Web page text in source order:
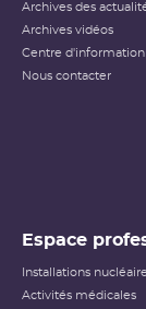
Archives des
Archives vidéos
Centre
Nous contacter
Espace
Installations
Activités médicales